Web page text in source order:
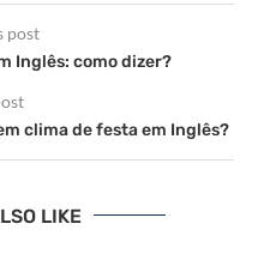
post
Inglês: como dizer?
clima de festa em Inglês?
LIKE